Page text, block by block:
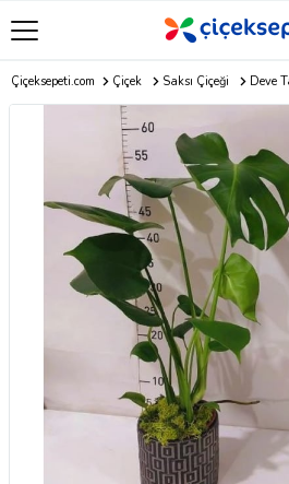
Çiçeksepeti.com Çiçek Saksı Çiçeği Deve